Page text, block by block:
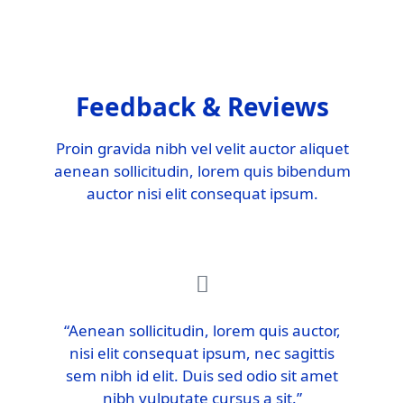
Feedback & Reviews
Proin gravida nibh vel velit auctor aliquet
aenean sollicitudin, lorem quis bibendum
auctor nisi elit consequat ipsum.
“Aenean sollicitudin, lorem quis auctor,
nisi elit consequat ipsum, nec sagittis
sem nibh id elit. Duis sed odio sit amet
nibh vulputate cursus a sit.”